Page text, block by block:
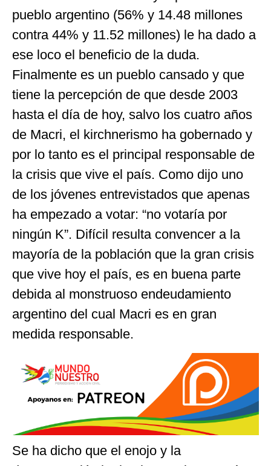
pueblo argentino (56% y 14.48 millones
contra 44% y 11.52 millones) le ha dado a
ese loco el beneficio de la duda.
Finalmente es un pueblo cansado y que
tiene la percepción de que desde 2003
hasta el día de hoy, salvo los cuatro años
de Macri, el kirchnerismo ha gobernado y
por lo tanto es el principal responsable de
la crisis que vive el país. Como dijo uno
de los jóvenes entrevistados que apenas
ha empezado a votar: “no votaría por
ningún K”. Difícil resulta convencer a la
mayoría de la población que la gran crisis
que vive hoy el país, es en buena parte
debida al monstruoso endeudamiento
argentino del cual Macri es en gran
medida responsable.
Se ha dicho que el enojo y la